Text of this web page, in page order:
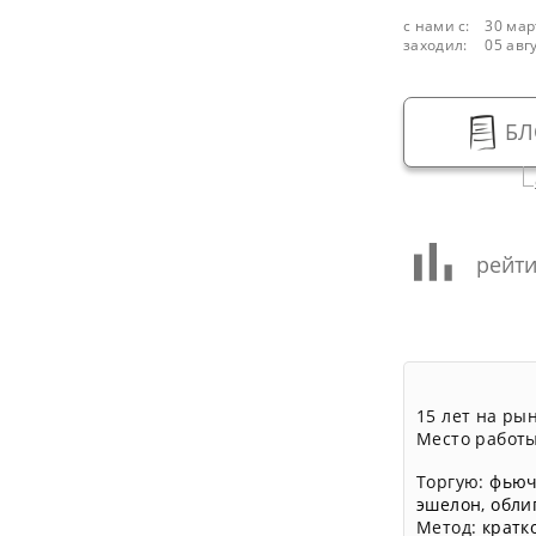
с нами с:
30
заходил:
05
15 лет на
Место
Торгую:
эшелон,
Метод: